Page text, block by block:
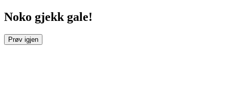
Noko gjekk gale!
Prøv igjen